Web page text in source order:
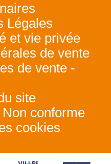
Légales
et vie privée
de vente
de vente -
site
conforme
cookies